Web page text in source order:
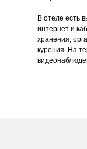
В отеле есть
интернет и
хранения,
курения. На